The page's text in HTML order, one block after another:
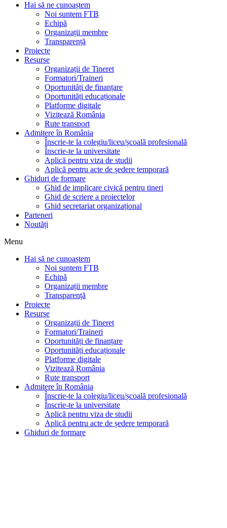
Hai să ne cunoaștem
Noi suntem FTB
Echipă
Organizații membre
Transparență
Proiecte
Resurse
Organizații de Tineret
Formatori/Traineri
Oportunități de finanțare
Oportunități educaționale
Platforme digitale
Vizitează România
Rute transport
Admitere în România
Înscrie-te la colegiu/liceu/școală profesională
Înscrie-te la universitate
Aplică pentru viza de studii
Aplică pentru acte de ședere temporară
Ghiduri de formare
Ghid de implicare civică pentru tineri
Ghid de scriere a proiectelor
Ghid secretariat organizațional
Parteneri
Noutăți
Menu
Hai să ne cunoaștem
Noi suntem FTB
Echipă
Organizații membre
Transparență
Proiecte
Resurse
Organizații de Tineret
Formatori/Traineri
Oportunități de finanțare
Oportunități educaționale
Platforme digitale
Vizitează România
Rute transport
Admitere în România
Înscrie-te la colegiu/liceu/școală profesională
Înscrie-te la universitate
Aplică pentru viza de studii
Aplică pentru acte de ședere temporară
Ghiduri de formare